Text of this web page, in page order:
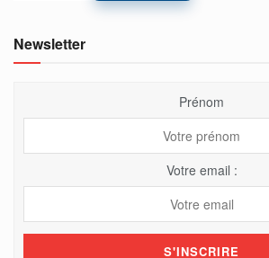
Newsletter
Prénom
Votre email :